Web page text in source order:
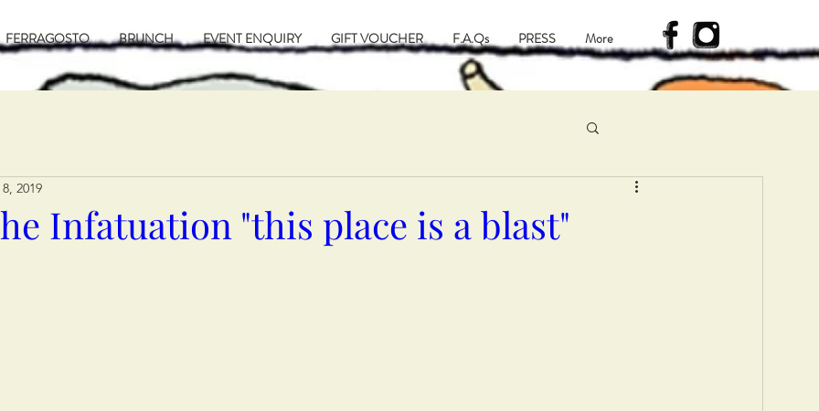
FERRAGOSTO BRUNCH EVENT ENQUIRY GIFT VOUCHER F.A.Qs PRESS More
Infatuation "this place is a blast"
2019